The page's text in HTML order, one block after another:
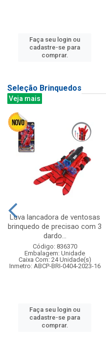
Faça seu login ou
cadastre-se para
comprar.
Seleção Brinquedos
Veja mais
Luva lancadora de ventosas
brinquedo de precisao com 3
dardo...
Código: 836370
Embalagem: Unidade
Caixa Com: 24 Unidade(s)
Inmetro: ABCP-BRI-0404-2023-16
Faça seu login ou
cadastre-se para
comprar.